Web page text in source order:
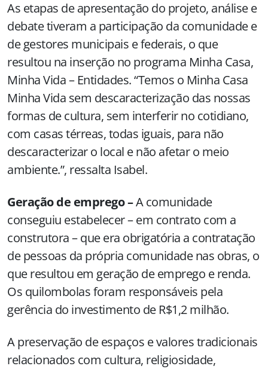
As etapas de apresentação do projeto, análise e
debate tiveram a participação da comunidade e
de gestores municipais e federais, o que
resultou na inserção no programa Minha Casa,
Minha Vida – Entidades. “Temos o Minha Casa
Minha Vida sem descaracterização das nossas
formas de cultura, sem interferir no cotidiano,
com casas térreas, todas iguais, para não
descaracterizar o local e não afetar o meio
ambiente.”, ressalta Isabel.
Geração de emprego –A comunidade
conseguiu estabelecer – em contrato com a
construtora – que era obrigatória a contratação
de pessoas da própria comunidade nas obras, o
que resultou em geração de emprego e renda.
Os quilombolas foram responsáveis pela
gerência do investimento de R$1,2 milhão.
A preservação de espaços e valores tradicionais
relacionados com cultura, religiosidade,